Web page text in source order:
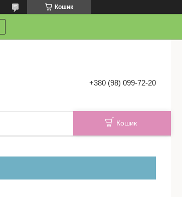
Кошик
+380 (98) 099-72-20
Кошик